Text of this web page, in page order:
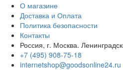
О магазине
Доставка и Оплата
Политика безопасности
Контакты
Россия, г. Москва.
+7 (495) 908-75-18
internetshop@goodsonline24.ru